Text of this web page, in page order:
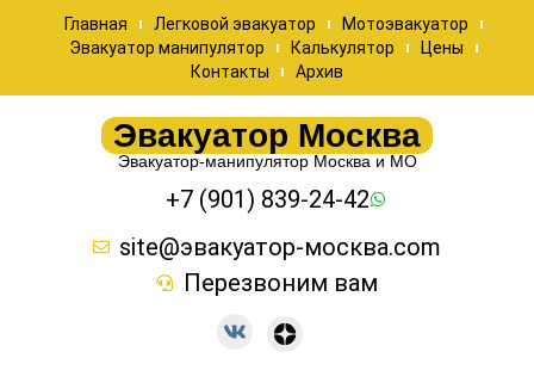
Главная Легковой эвакуатор
Мотоэвакуатор
Эвакуатор манипулятор
Калькулятор
Цены
Контакты
Архив
Эвакуатор Москва
Эвакуатор-манипулятор Москва и МО
+7 (901) 839-24-42
site@эвакуатор-москва.com
Перезвоним вам